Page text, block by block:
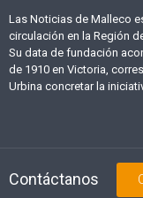
Las Noticias de Malleco
circulación en la Región
Su data de fundación
de 1910 en Victoria,
Urbina concretar la
Contáctanos